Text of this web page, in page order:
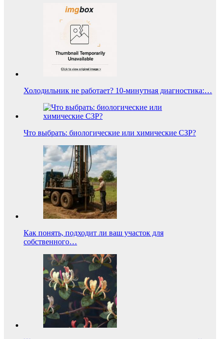
Холодильник не работает? 10-минутная диагностика:…
Что выбрать: биологические или химические СЗР?
Как понять, подходит ли ваш участок для
собственного…